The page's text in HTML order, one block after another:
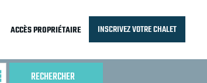
ACCÈS PROPRIÉTAIRE INSCRIVEZ VOTRE CHALET